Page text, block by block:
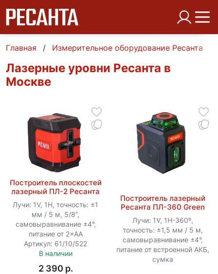
Главная Измерительное оборудование Ресанта
Лазерные уровни Ресанта в
Москве
Построитель плоскостей
лазерный ПЛ-2 Ресанта
Лучи: 1V, 1H, точность: ±1
мм / 5 м, 5/8”,
самовыравнивание ±4°,
питание от 2×АА
Артикул: 61/10/522
В наличии
2 390 p.
Построитель лазерный
Ресанта ПЛ-360 Green
Лучи: 1V, 1H-360º,
точность: ±1,5 мм / 5 м,
самовыравнивание ±4°,
питание от встроенной АКБ,
сумка